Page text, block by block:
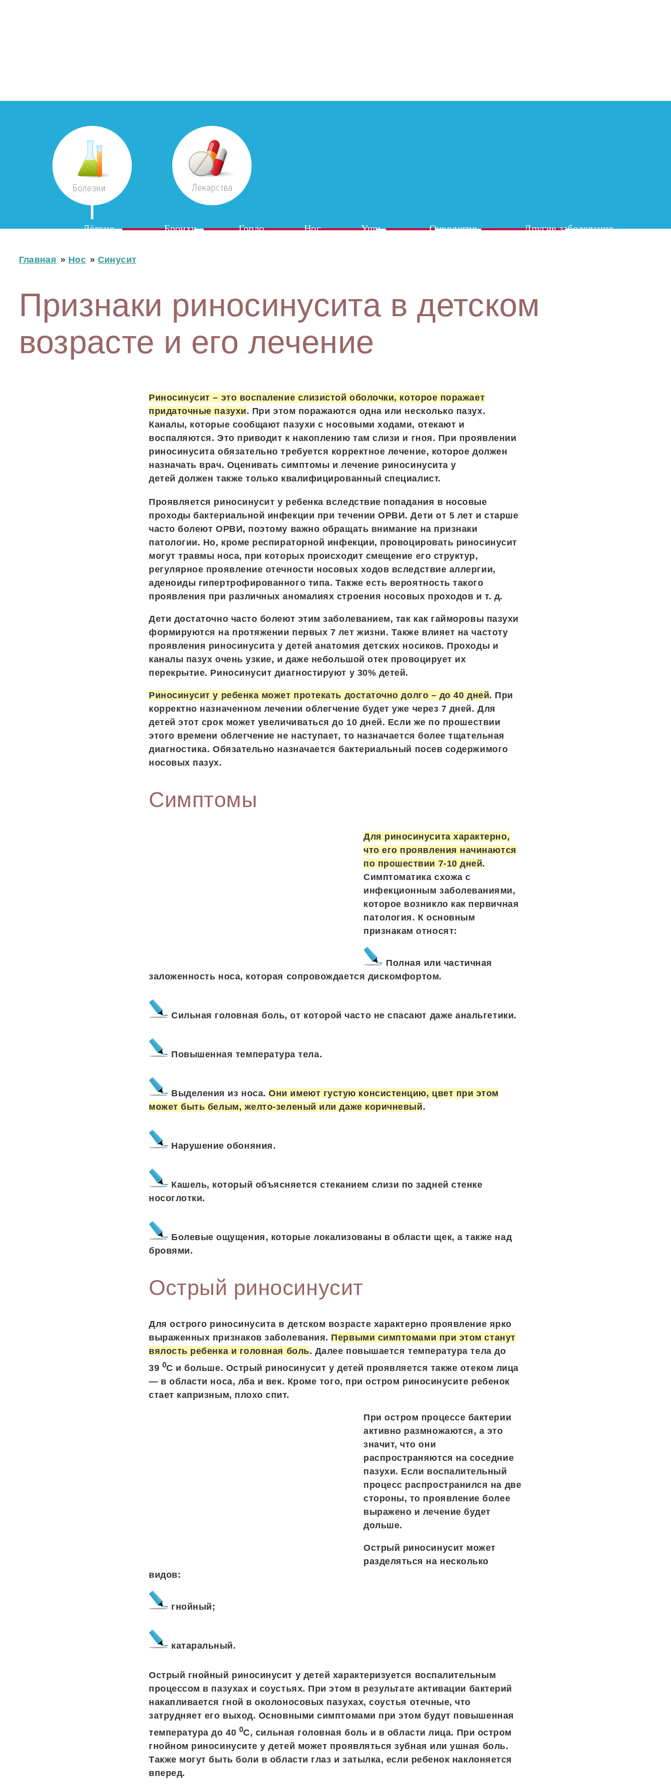
Лёгкие Бронхи Горло Нос Уши Онкология Другие заболевания
Главная » Нос » Синусит
Признаки риносинусита в детском
возрасте и его лечение
Риносинусит – это воспаление слизистой оболочки, которое поражает
придаточные пазухи. При этом поражаются одна или несколько пазух.
Каналы, которые сообщают пазухи с носовыми ходами, отекают и
воспаляются. Это приводит к накоплению там слизи и гноя. При проявлении
риносинусита обязательно требуется корректное лечение, которое должен
назначать врач. Оценивать симптомы и лечение риносинусита у
детей должен также только квалифицированный специалист.
Проявляется риносинусит у ребенка вследствие попадания в носовые
проходы бактериальной инфекции при течении ОРВИ. Дети от 5 лет и старше
часто болеют ОРВИ, поэтому важно обращать внимание на признаки
патологии. Но, кроме респираторной инфекции, провоцировать риносинусит
могут травмы носа, при которых происходит смещение его структур,
регулярное проявление отечности носовых ходов вследствие аллергии,
аденоиды гипертрофированного типа. Также есть вероятность такого
проявления при различных аномалиях строения носовых проходов и т. д.
Дети достаточно часто болеют этим заболеванием, так как гайморовы пазухи
формируются на протяжении первых 7 лет жизни. Также влияет на частоту
проявления риносинусита у детей анатомия детских носиков. Проходы и
каналы пазух очень узкие, и даже небольшой отек провоцирует их
перекрытие. Риносинусит диагностируют у 30% детей.
Риносинусит у ребенка может протекать достаточно долго – до 40 дней. При
корректно назначенном лечении облегчение будет уже через 7 дней. Для
детей этот срок может увеличиваться до 10 дней. Если же по прошествии
этого времени облегчение не наступает, то назначается более тщательная
диагностика. Обязательно назначается бактериальный посев содержимого
носовых пазух.
Симптомы
Для риносинусита характерно,
что его проявления начинаются
по прошествии 7-10 дней.
Симптоматика схожа с
инфекционным заболеваниями,
которое возникло как первичная
патология. К основным
признакам относят:
Полная или частичная
заложенность носа, которая сопровождается дискомфортом.
Сильная головная боль, от которой часто не спасают даже анальгетики.
Повышенная температура тела.
Выделения из носа.Они имеют густую консистенцию, цвет при этом
может быть белым, желто-зеленый или даже коричневый.
Нарушение обоняния.
Кашель, который объясняется стеканием слизи по задней стенке
носоглотки.
Болевые ощущения, которые локализованы в области щек, а также над
бровями.
Острый риносинусит
Для острого риносинусита в детском возрасте характерно проявление ярко
выраженных признаков заболевания. Первыми симптомами при этом станут
вялость ребенка и головная боль. Далее повышается температура тела до
39 0С и больше. Острый риносинусит у детей проявляется также отеком лица
— в области носа, лба и век. Кроме того, при остром риносинусите ребенок
стает капризным, плохо спит.
При остром процессе бактерии
активно размножаются, а это
значит, что они
распространяются на соседние
пазухи. Если воспалительный
процесс распространился на две
стороны, то проявление более
выражено и лечение будет
дольше.
Острый риносинусит может
разделяться на несколько
видов:
гнойный;
катаральный.
Острый гнойный риносинусит у детей характеризуется воспалительным
процессом в пазухах и соустьях. При этом в результате активации бактерий
накапливается гной в околоносовых пазухах, соустья отечные, что
затрудняет его выход. Основными симптомами при этом будут повышенная
температура до 40 0С, сильная головная боль и в области лица. При остром
гнойном риносинусите у детей может проявляться зубная или ушная боль.
Также могут быть боли в области глаз и затылка, если ребенок наклоняется
вперед.